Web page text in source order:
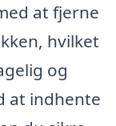
at fjerne
hvilket
og
at indhente